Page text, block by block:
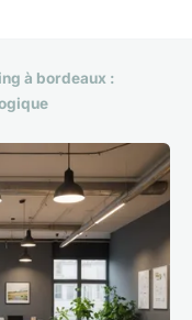
à bordeaux :